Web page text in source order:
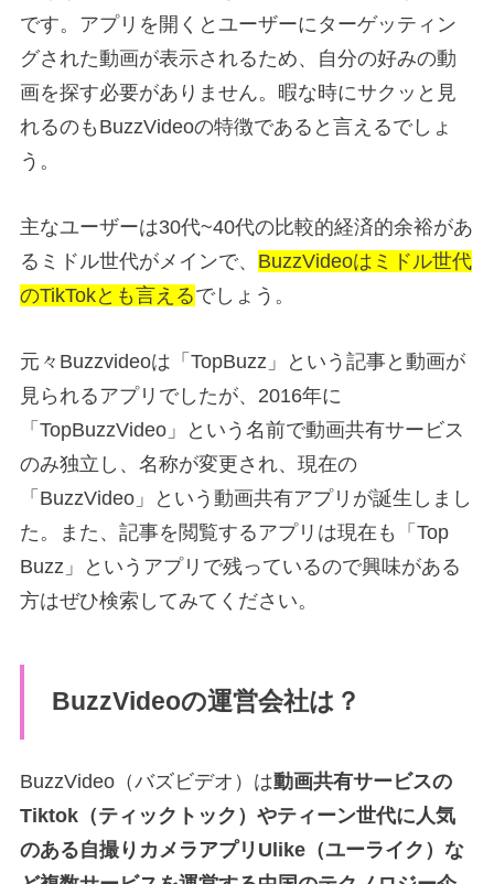
です。アプリを開くとユーザーにターゲッティン
グされた動画が表示されるため、自分の好みの動
画を探す必要がありません。暇な時にサクッと見
れるのもBuzzVideoの特徴であると言えるでしょ
う。
主なユーザーは30代~40代の比較的経済的余裕があ
るミドル世代がメインで、 BuzzVideoはミドル世代
のTikTokとも言えるでしょう。
元々Buzzvideoは「TopBuzz」という記事と動画が
見られるアプリでしたが、2016年に
「TopBuzzVideo」という名前で動画共有サービス
のみ独立し、名称が変更され、現在の
「BuzzVideo」という動画共有アプリが誕生しまし
た。また、記事を閲覧するアプリは現在も「Top
Buzz」というアプリで残っているので興味がある
方はぜひ検索してみてください。
BuzzVideoの運営会社は？
BuzzVideo（バズビデオ）は動画共有サービスの
Tiktok（ティックトック）やティーン世代に人気
のある自撮りカメラアプリUlike（ユーライク）な